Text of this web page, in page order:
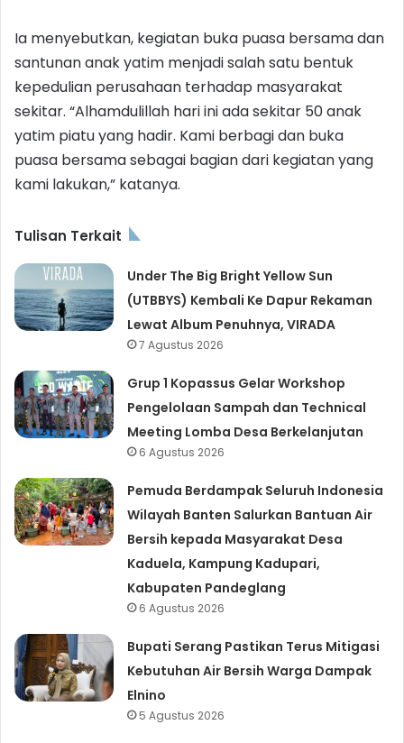
Ia menyebutkan, kegiatan buka puasa bersama dan
santunan anak yatim menjadi salah satu bentuk
kepedulian perusahaan terhadap masyarakat
sekitar. “Alhamdulillah hari ini ada sekitar 50 anak
yatim piatu yang hadir. Kami berbagi dan buka
puasa bersama sebagai bagian dari kegiatan yang
kami lakukan,” katanya.
Tulisan Terkait
Under The Big Bright Yellow Sun
(UTBBYS) Kembali Ke Dapur Rekaman
Lewat Album Penuhnya, VIRADA
7 Agustus 2026
Grup 1 Kopassus Gelar Workshop
Pengelolaan Sampah dan Technical
Meeting Lomba Desa Berkelanjutan
6 Agustus 2026
Pemuda Berdampak Seluruh Indonesia
Wilayah Banten Salurkan Bantuan Air
Bersih kepada Masyarakat Desa
Kaduela, Kampung Kadupari,
Kabupaten Pandeglang
6 Agustus 2026
Bupati Serang Pastikan Terus Mitigasi
Kebutuhan Air Bersih Warga Dampak
Elnino
5 Agustus 2026